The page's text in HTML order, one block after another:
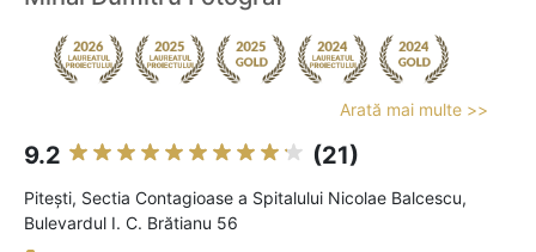
Arată mai multe >>
9.2 (21)
Piteşti, Sectia Contagioase a Spitalului Nicolae Balcescu,
Bulevardul I. C. Brătianu 56